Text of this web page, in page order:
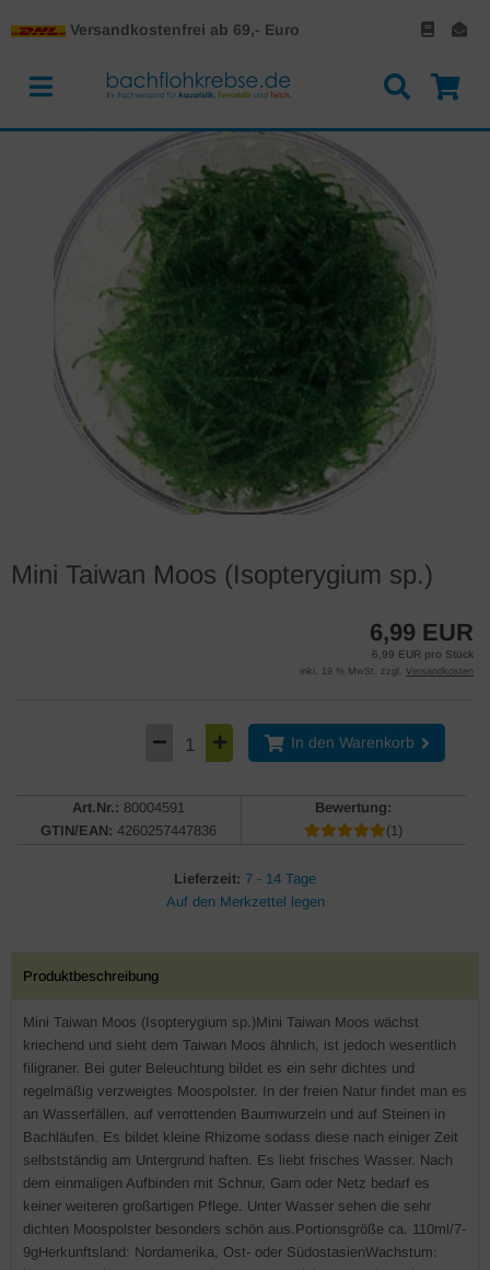
Versandkostenfrei ab 69,- Euro
Mini Taiwan Moos (Isopterygium sp.)
6,99 EUR
6,99 EUR pro Stück
inkl. 19 % MwSt. zzgl. Versandkosten
In den Warenkorb
Art.Nr.: 80004591
GTIN/EAN: 4260257447836
Bewertung:
(1)
Lieferzeit: 7 - 14 Tage
Produktbeschreibung
Mini Taiwan Moos (Isopterygium sp.)Mini Taiwan Moos wächst
kriechend und sieht dem Taiwan Moos ähnlich, ist jedoch wesentlich
filigraner. Bei guter Beleuchtung bildet es ein sehr dichtes und
regelmäßig verzweigtes Moospolster. In der freien Natur findet man es
an Wasserfällen, auf verrottenden Baumwurzeln und auf Steinen in
Bachläufen. Es bildet kleine Rhizome sodass diese nach einiger Zeit
selbstständig am Untergrund haften. Es liebt frisches Wasser. Nach
dem einmaligen Aufbinden mit Schnur, Garn oder Netz bedarf es
keiner weiteren großartigen Pflege. Unter Wasser sehen die sehr
dichten Moospolster besonders schön aus.Portionsgröße ca. 110ml/7-
9gHerkunftsland: Nordamerika, Ost- oder SüdostasienWachstum: